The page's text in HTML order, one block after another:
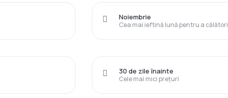
Cea mai ieftină lună pentru a călători
Noiembrie
Cele mai mici prețuri
30 de zile înainte